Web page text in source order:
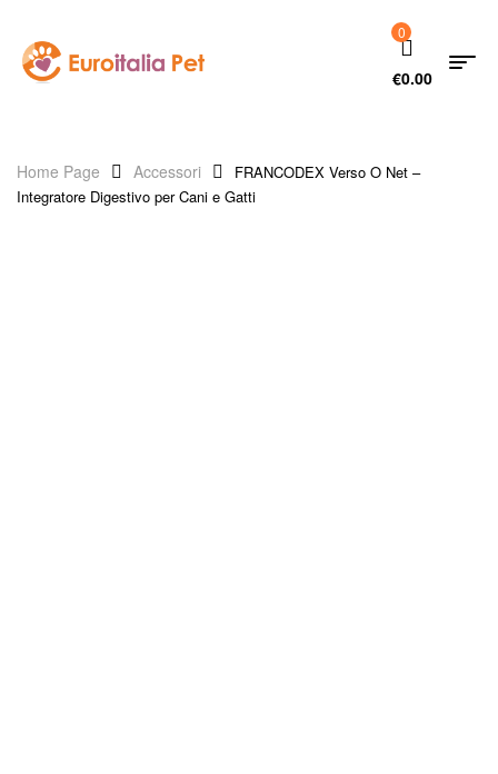
0
€0.00
Home Page Accessori
FRANCODEX Verso O Net –
Integratore Digestivo per Cani e Gatti